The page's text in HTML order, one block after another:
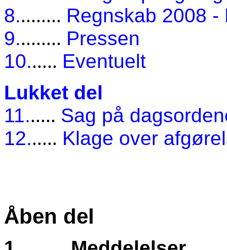
8......... Regnskab 2008
9......... Pressen
10...... Eventuelt
Lukket del
11...... Sag på
12...... Klage over
Åben del